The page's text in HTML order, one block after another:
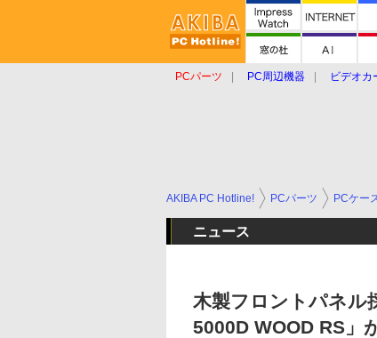
PCパーツ PC周辺機器 ビデオカ
AKIBA PC Hotline! PCパーツ PCケー
ニュース
木製フロントパネル
5000D WOOD RS」